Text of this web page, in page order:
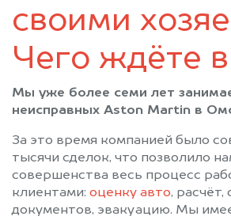
своими
Чего ждёте
Мы уже более семи лет
неисправных Aston Martin в
За это время компанией было
тысячи сделок, что позволило
совершенства весь процесс
клиентами: оценку авто,
документов, эвакуацию. Мы